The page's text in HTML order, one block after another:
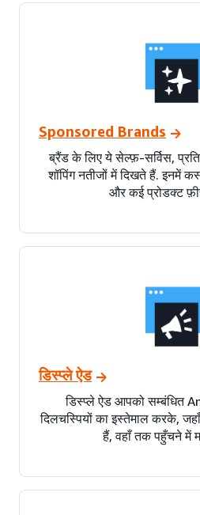
Sponsored Brands
ब्रैंड के लिए ये सेल्फ़-सर्विस,
शॉपिंग नतीजों में दिखते हैं. इनमें
और कई प्रोडक्ट
डिस्प्ले ऐड
डिस्प्ले ऐड आपको सम्बंधित
दिलचस्पियों का इस्तेमाल करके,
हैं, वहाँ तक पहुँचने में